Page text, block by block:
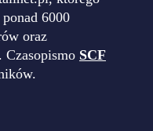
6000
oraz
Czasopismo SCF